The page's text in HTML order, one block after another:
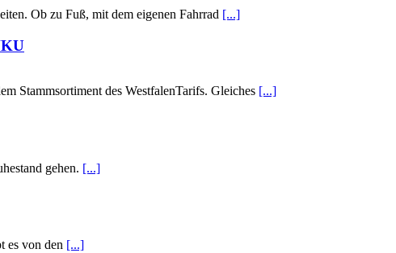
Ob zu Fuß, mit dem eigenen Fahrrad [...]
Stammsortiment des WestfalenTarifs. Gleiches [...]
gehen. [...]
es von den [...]